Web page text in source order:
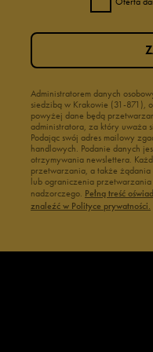
Administratorem danych
siedzibą w Krakowie (31-871),
powyżej dane będą
administratora, za który uważa
Podając swój adres mailowy
handlowych. Podanie danych
otrzymywania newslettera.
przetwarzania, a także żądania
lub ograniczenia
nadzorczego. Pełną treść
znaleźć w Polityce prywatności.